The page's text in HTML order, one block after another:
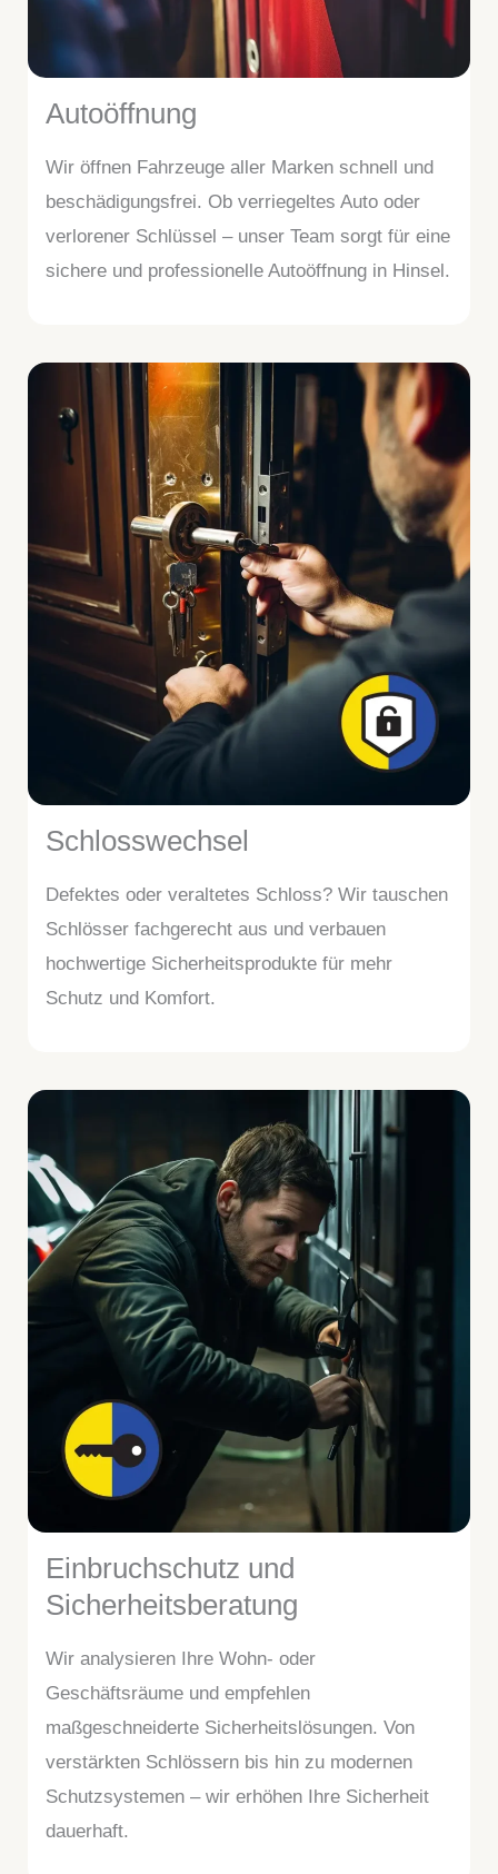
Autoöffnung
Wir öffnen Fahrzeuge aller Marken schnell und
beschädigungsfrei. Ob verriegeltes Auto oder
verlorener Schlüssel – unser Team sorgt für eine
sichere und professionelle Autoöffnung in Hinsel.
Schlosswechsel
Defektes oder veraltetes Schloss? Wir tauschen
Schlösser fachgerecht aus und verbauen
hochwertige Sicherheitsprodukte für mehr
Schutz und Komfort.
Einbruchschutz und
Sicherheitsberatung
Wir analysieren Ihre Wohn- oder
Geschäftsräume und empfehlen
maßgeschneiderte Sicherheitslösungen. Von
verstärkten Schlössern bis hin zu modernen
Schutzsystemen – wir erhöhen Ihre Sicherheit
dauerhaft.